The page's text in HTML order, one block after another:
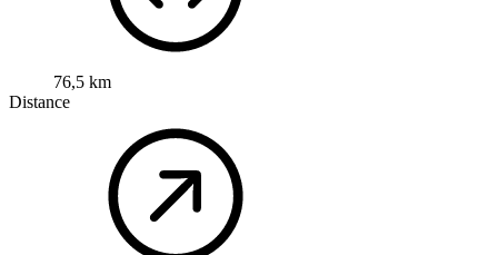
76,5 km
Distance